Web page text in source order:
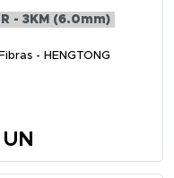
- 3KM (6.0mm)
- HENGTONG
UN